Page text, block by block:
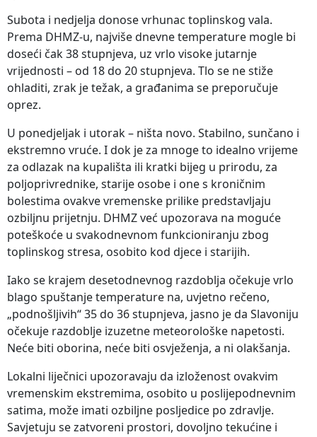
Subota i nedjelja donose vrhunac toplinskog vala.
Prema DHMZ-u, najviše dnevne temperature mogle bi
doseći čak 38 stupnjeva, uz vrlo visoke jutarnje
vrijednosti – od 18 do 20 stupnjeva. Tlo se ne stiže
ohladiti, zrak je težak, a građanima se preporučuje
oprez.
U ponedjeljak i utorak – ništa novo. Stabilno, sunčano i
ekstremno vruće. I dok je za mnoge to idealno vrijeme
za odlazak na kupališta ili kratki bijeg u prirodu, za
poljoprivrednike, starije osobe i one s kroničnim
bolestima ovakve vremenske prilike predstavljaju
ozbiljnu prijetnju. DHMZ već upozorava na moguće
poteškoće u svakodnevnom funkcioniranju zbog
toplinskog stresa, osobito kod djece i starijih.
Iako se krajem desetodnevnog razdoblja očekuje vrlo
blago spuštanje temperature na, uvjetno rečeno,
„podnošljivih“ 35 do 36 stupnjeva, jasno je da Slavoniju
očekuje razdoblje izuzetne meteorološke napetosti.
Neće biti oborina, neće biti osvježenja, a ni olakšanja.
Lokalni liječnici upozoravaju da izloženost ovakvim
vremenskim ekstremima, osobito u poslijepodnevnim
satima, može imati ozbiljne posljedice po zdravlje.
Savjetuju se zatvoreni prostori, dovoljno tekućine i